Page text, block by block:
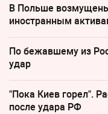
В Польше
иностранным
По бежавшему из
удар
"Пока Киев горел".
после удара РФ